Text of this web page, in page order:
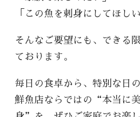
「この魚を刺身にしてほしい
そんなご要望にも、できる
ております。
毎日の食卓から、特別な日
鮮魚店ならではの“本当に